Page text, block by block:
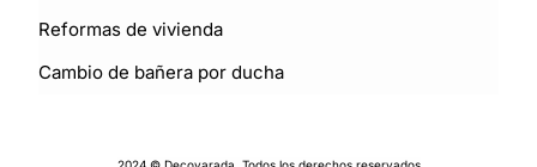
Reformas de vivienda
Cambio de bañera por ducha